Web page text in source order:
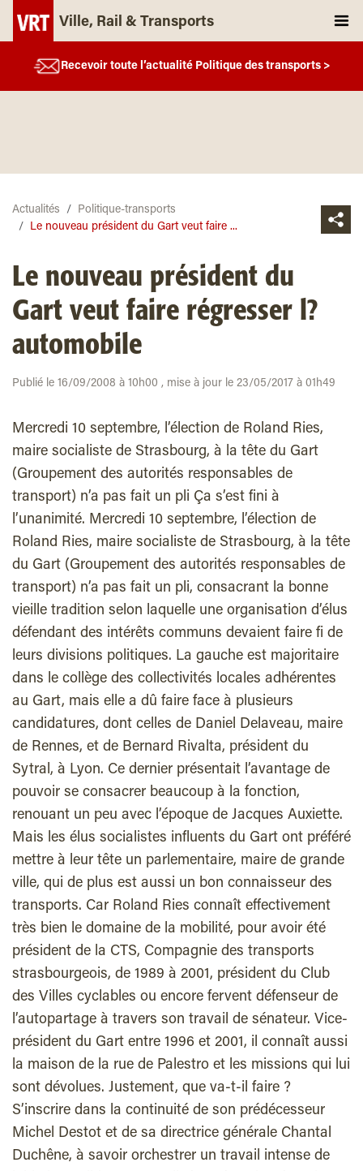
Ville, Rail & Transports
Recevoir toute l’actualité Politique des transports >
Actualités
Politique-transports
Le nouveau président du Gart veut faire ...
Le nouveau président du
Gart veut faire régresser l?
automobile
Publié le 16/09/2008 à 10h00 , mise à jour le 23/05/2017 à 01h49
Mercredi 10 septembre, l’élection de Roland Ries,
maire socialiste de Strasbourg, à la tête du Gart
(Groupement des autorités responsables de
transport) n’a pas fait un pli Ça s’est fini à
l’unanimité. Mercredi 10 septembre, l’élection de
Roland Ries, maire socialiste de Strasbourg, à la tête
du Gart (Groupement des autorités responsables de
transport) n’a pas fait un pli, consacrant la bonne
vieille tradition selon laquelle une organisation d’élus
défendant des intérêts communs devaient faire fi de
leurs divisions politiques. La gauche est majoritaire
dans le collège des collectivités locales adhérentes
au Gart, mais elle a dû faire face à plusieurs
candidatures, dont celles de Daniel Delaveau, maire
de Rennes, et de Bernard Rivalta, président du
Sytral, à Lyon. Ce dernier présentait l’avantage de
pouvoir se consacrer beaucoup à la fonction,
renouant un peu avec l’époque de Jacques Auxiette.
Mais les élus socialistes influents du Gart ont préféré
mettre à leur tête un parlementaire, maire de grande
ville, qui de plus est aussi un bon connaisseur des
transports. Car Roland Ries connaît effectivement
très bien le domaine de la mobilité, pour avoir été
président de la CTS, Compagnie des transports
strasbourgeois, de 1989 à 2001, président du Club
des Villes cyclables ou encore fervent défenseur de
l’autopartage à travers son travail de sénateur. Vice-
président du Gart entre 1996 et 2001, il connaît aussi
la maison de la rue de Palestro et les missions qui lui
sont dévolues. Justement, que va-t-il faire ?
S’inscrire dans la continuité de son prédécesseur
Michel Destot et de sa directrice générale Chantal
Duchêne, à savoir orchestrer un travail intense de